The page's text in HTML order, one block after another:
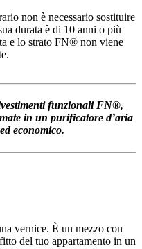
non è necessario sostituire
durata è di 10 anni o più
e lo strato FN® non viene
funzionali FN®,
in un purificatore d’aria
economico.
vernice. È un mezzo con
del tuo appartamento in un